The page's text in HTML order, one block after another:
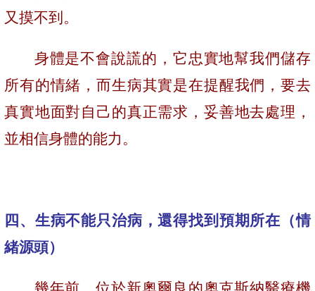
又摸不到。
身體是不會說謊的，它忠實地幫我們儲存
所有的情緒，而生病其實是在提醒我們，要去
真實地面對自己的真正需求，妥善地去處理，
並相信身體的能力。
四、生病不能只治病，還得找到預期所在（情
緒源頭）